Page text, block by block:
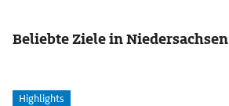
Beliebte Ziele in Niedersachsen
Highlights